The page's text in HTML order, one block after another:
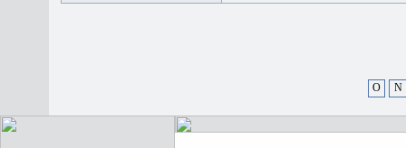
O N